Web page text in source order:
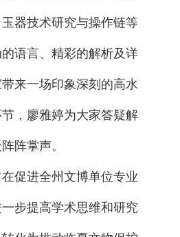
器技术研究与操作链等
语言、精彩的解析及详
来一场印象深刻的高水
，廖雅婷为大家答疑解
阵掌声。
促进全州文博单位专业
步提高学术思维和研究